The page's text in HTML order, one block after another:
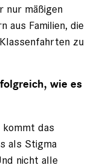
nur mäßigen
aus Familien, die
zu
wie es
das
als Stigma
nicht alle